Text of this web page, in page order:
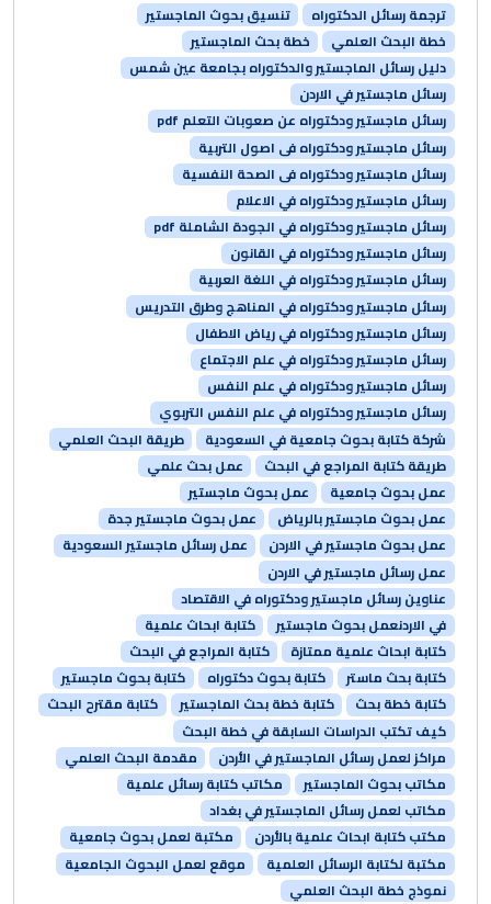
ترجمة رسائل الدكتوراه
تنسيق بحوث الماجستير
خطة البحث العلمي
خطة بحث الماجستير
دليل رسائل الماجستير والدكتوراه بجامعة عين شمس
رسائل ماجستير في الاردن
رسائل ماجستير ودكتوراه عن صعوبات التعلم pdf
رسائل ماجستير ودكتوراه فى اصول التربية
رسائل ماجستير ودكتوراه فى الصحة النفسية
رسائل ماجستير ودكتوراه في الاعلام
رسائل ماجستير ودكتوراه في الجودة الشاملة pdf
رسائل ماجستير ودكتوراه في القانون
رسائل ماجستير ودكتوراه في اللغة العربية
رسائل ماجستير ودكتوراه في المناهج وطرق التدريس
رسائل ماجستير ودكتوراه في رياض الاطفال
رسائل ماجستير ودكتوراه في علم الاجتماع
رسائل ماجستير ودكتوراه في علم النفس
رسائل ماجستير ودكتوراه في علم النفس التربوي
شركة كتابة بحوث جامعية في السعودية
طريقة البحث العلمي
طريقة كتابة المراجع في البحث
عمل بحث علمي
عمل بحوث جامعية
عمل بحوث ماجستير
عمل بحوث ماجستير بالرياض
عمل بحوث ماجستير جدة
عمل بحوث ماجستير في الاردن
عمل رسائل ماجستير السعودية
عمل رسائل ماجستير في الاردن
عناوين رسائل ماجستير ودكتوراه في الاقتصاد
في الاردنعمل بحوث ماجستير
كتابة ابحاث علمية
كتابة ابحاث علمية ممتازة
كتابة المراجع في البحث
كتابة بحث ماستر
كتابة بحوث دكتوراه
كتابة بحوث ماجستير
كتابة خطة بحث
كتابة خطة بحث الماجستير
كتابة مقترح البحث
كيف تكتب الدراسات السابقة في خطة البحث
مراكز لعمل رسائل الماجستير في الأردن
مقدمة البحث العلمي
مكاتب بحوث الماجستير
مكاتب كتابة رسائل علمية
مكاتب لعمل رسائل الماجستير في بغداد
مكتب كتابة ابحاث علمية بالأردن
مكتبة لعمل بحوث جامعية
مكتبة لكتابة الرسائل العلمية
موقع لعمل البحوث الجامعية
نموذج خطة البحث العلمي